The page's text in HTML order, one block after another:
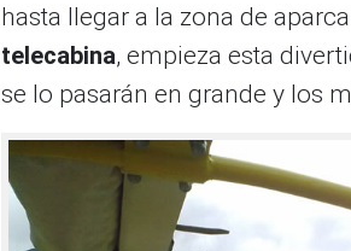
hasta llegar a la zona de
telecabina, empieza esta
se lo pasarán en grande y los